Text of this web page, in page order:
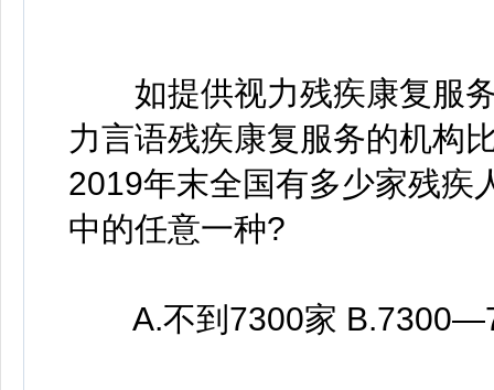
如提供视力残疾康复服务
力言语残疾康复服务的机构
2019年末全国有多少家残疾
中的任意一种?
A.不到7300家